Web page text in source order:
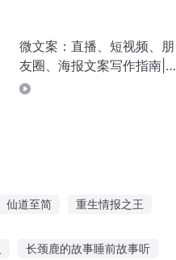
微文案：直播、短视频、朋
友圈、海报文案写作指南|精
品|流年小筑|当代文学
仙道至简 重生情报之王
长颈鹿的故事睡前故事听